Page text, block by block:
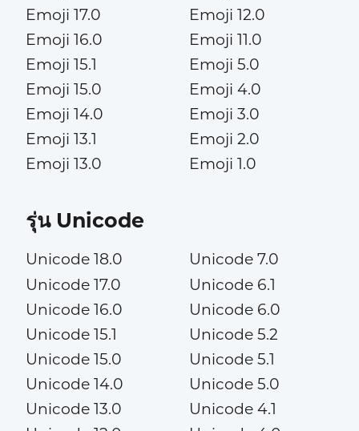
Emoji 17.0
Emoji 16.0
Emoji 15.1
Emoji 15.0
Emoji 14.0
Emoji 13.1
Emoji 13.0
Emoji 12.0
Emoji 11.0
Emoji 5.0
Emoji 4.0
Emoji 3.0
Emoji 2.0
Emoji 1.0
รุ่น Unicode
Unicode 18.0
Unicode 17.0
Unicode 16.0
Unicode 15.1
Unicode 15.0
Unicode 14.0
Unicode 13.0
Unicode 7.0
Unicode 6.1
Unicode 6.0
Unicode 5.2
Unicode 5.1
Unicode 5.0
Unicode 4.1